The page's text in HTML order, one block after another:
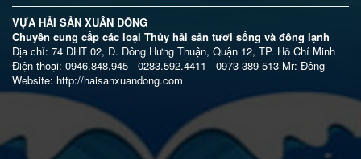
VỰA HẢI SẢN XUÂN ĐÔNG
Chuyên cung cấp các loại Thủy hải sản tươi sống và đông lạnh
Địa chỉ: 74 ĐHT 02, Đ. Đông Hưng Thuận, Quận 12, TP. Hồ Chí Minh
Điện thoại: 0946.848.945 - 0283.592.4411 - 0973 389 513 Mr: Đông
Website: http://haisanxuandong.com